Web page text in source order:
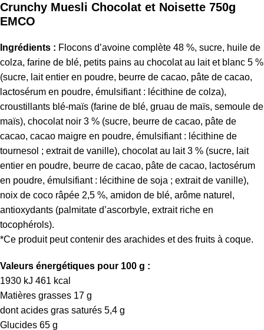
Crunchy Muesli Chocolat et Noisette 750g
EMCO
Ingrédients : Flocons d’avoine complète 48 %, sucre, huile de
colza, farine de blé, petits pains au chocolat au lait et blanc 5 %
(sucre, lait entier en poudre, beurre de cacao, pâte de cacao,
lactosérum en poudre, émulsifiant : lécithine de colza),
croustillants blé-maïs (farine de blé, gruau de maïs, semoule de
maïs), chocolat noir 3 % (sucre, beurre de cacao, pâte de
cacao, cacao maigre en poudre, émulsifiant : lécithine de
tournesol ; extrait de vanille), chocolat au lait 3 % (sucre, lait
entier en poudre, beurre de cacao, pâte de cacao, lactosérum
en poudre, émulsifiant : lécithine de soja ; extrait de vanille),
noix de coco râpée 2,5 %, amidon de blé, arôme naturel,
antioxydants (palmitate d’ascorbyle, extrait riche en
tocophérols).
*Ce produit peut contenir des arachides et des fruits à coque.
Valeurs énergétiques pour 100 g :
1930 kJ 461 kcal
Matières grasses 17 g
dont acides gras saturés 5,4 g
Glucides 65 g